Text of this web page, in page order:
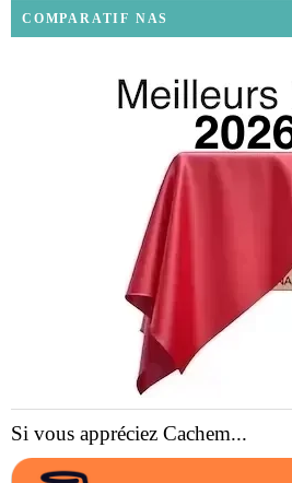
COMPARATIF NAS
Si vous appréciez Cachem...